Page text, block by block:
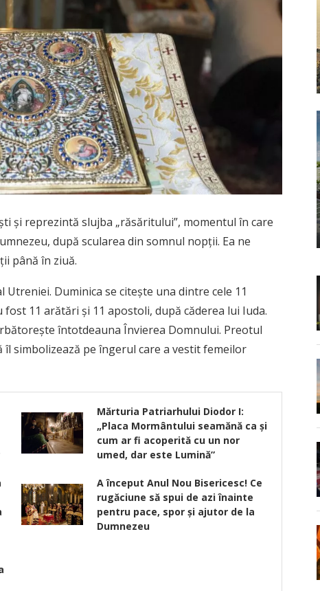
şi reprezintă slujba „răsăritului”, momentul în care
după scularea din somnul nopţii. Ea ne
până în ziuă.
Duminica se citeşte una dintre cele 11
11 arătări şi 11 apostoli, după căderea lui Iuda.
întotdeauna Învierea Domnului. Preotul
simbolizează pe îngerul care a vestit femeilor
Mărturia Patriarhului Diodor I:
„Placa Mormântului seamănă ca şi
cum ar fi acoperită cu un nor
umed, dar este Lumină”
A început Anul Nou Bisericesc! Ce
rugăciune să spui de azi înainte
pentru pace, spor și ajutor de la
Dumnezeu